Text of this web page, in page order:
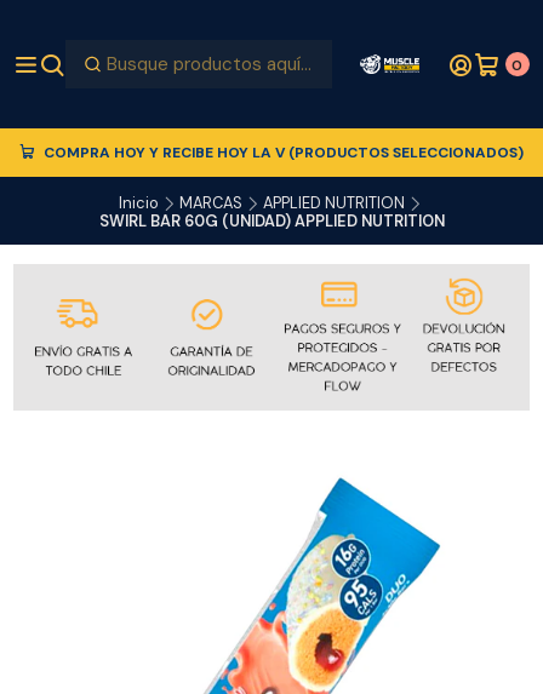
0
COMPRA HOY Y RECIBE HOY LA V (PRODUCTOS SELECCIONADOS)
Inicio MARCAS
APPLIED NUTRITION
SWIRL BAR 60G (UNIDAD) APPLIED NUTRITION